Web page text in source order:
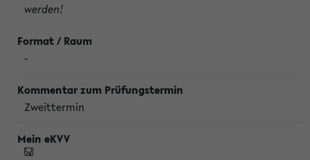
werden!
-
Zweittermin